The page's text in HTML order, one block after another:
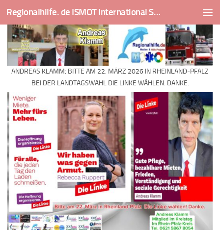
Skip to content Regionalhilfe. de ISMOT International Social And Medical Outreach Team
ANDREAS KLAMM: BITTE AM 22. MÄRZ 2026 IN RHEINLAND-PFALZ
BEI DER LANDTAGSWAHL DIE LINKE WÄHLEN. DANKE.